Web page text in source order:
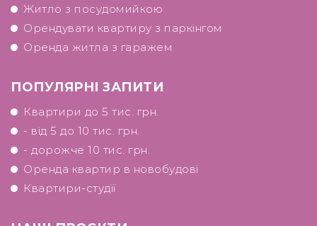
Житло з посудомийкою
Орендувати квартиру з паркінгом
Оренда житла з гаражем
ПОПУЛЯРНІ ЗАПИТИ
Квартири до 5 тис. грн.
- від 5 до 10 тис. грн.
- дорожче 10 тис. грн.
Оренда квартир в новобудові
Квартири-студії